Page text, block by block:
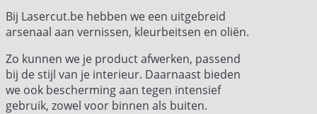
Bij Lasercut.be hebben we een uitgebreid
arsenaal aan vernissen, kleurbeitsen en oliën.
Zo kunnen we je product afwerken, passend
bij de stijl van je interieur. Daarnaast bieden
we ook bescherming aan tegen intensief
gebruik, zowel voor binnen als buiten.